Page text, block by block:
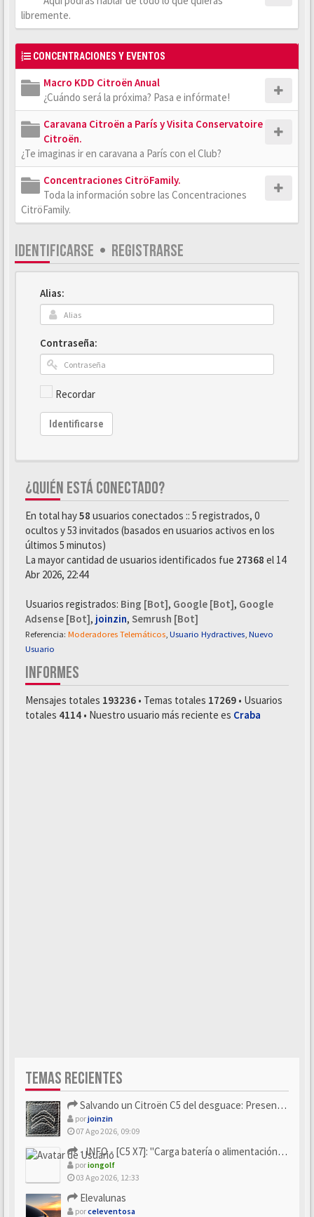
libremente.
CONCENTRACIONES Y EVENTOS
Macro KDD Citroën Anual
¿Cuándo será la próxima? Pasa e infórmate!
Caravana Citroën a París y Visita Conservatoire
Citroën.
¿Te imaginas ir en caravana a París con el Club?
Concentraciones CitröFamily.
Toda la información sobre las Concentraciones
CitröFamily.
IDENTIFICARSE • REGISTRARSE
Alias:
Contraseña:
Recordar
Identificarse
¿QUIÉN ESTÁ CONECTADO?
En total hay58 usuarios conectados :: 5 registrados, 0
ocultos y 53 invitados (basados en usuarios activos en los
últimos 5 minutos)
La mayor cantidad de usuarios identificados fue 27368 el 14
Abr 2026, 22:44
Usuarios registrados: Bing [Bot], Google [Bot], Google
Adsense [Bot], joinzin, Semrush [Bot]
Referencia: Moderadores Telemáticos Usuario Hydractives Nuevo
Usuario
INFORMES
Mensajes totales 193236 • Temas totales 17269 • Usuarios
totales 4114 • Nuestro usuario más reciente es Craba
TEMAS RECIENTES
Salvando un Citroën C5 del desguace: Presentación y seguimiento
porjoinzin
07 Ago 2026, 09:09
- INFO - [C5 X7]: "Carga batería o alimentación eléctri...
poriongolf
03 Ago 2026, 12:33
Elevalunas
porceleventosa